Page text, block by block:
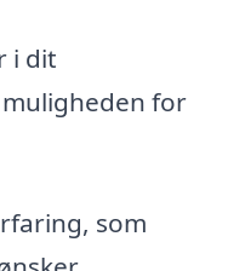
i dit
for
som